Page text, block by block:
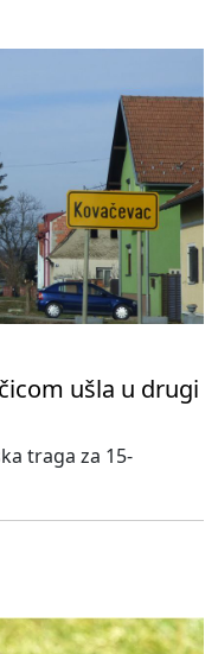
ušla u drugi
traga za 15-